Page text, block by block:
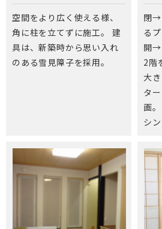
空間をより広く使える様、
角に柱を立てずに施工。 建
具は、新築時から思い入れ
のある雪見障子を採用。
閉→
る
開→
2階
大
タ
画
シ